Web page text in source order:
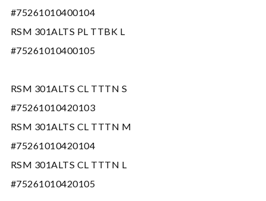
#75261010400104
RSM 301ALTS PL TTBK L
#75261010400105
RSM 301ALTS CL TTTN S
#75261010420103
RSM 301ALTS CL TTTN M
#75261010420104
RSM 301ALTS CL TTTN L
#75261010420105